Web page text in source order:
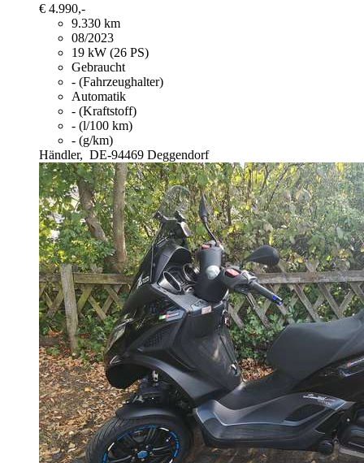
€ 4.990,-
9.330 km
08/2023
19 kW (26 PS)
Gebraucht
- (Fahrzeughalter)
Automatik
- (Kraftstoff)
- (l/100 km)
- (g/km)
Händler, DE-94469 Deggendorf